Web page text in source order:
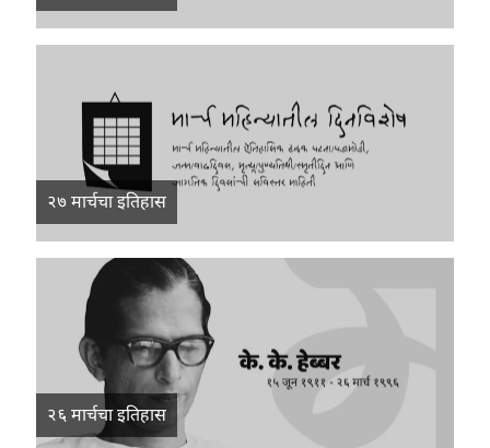
२७ मार्चचा इतिहास
२६ मार्चचा इतिहास